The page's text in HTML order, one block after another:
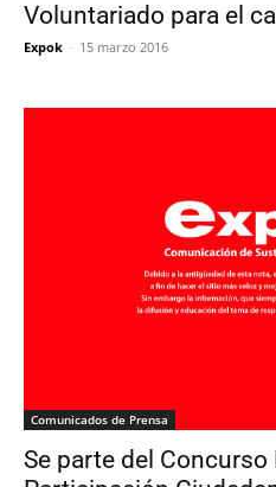
Voluntariado para el
Expok - 15 marzo 2016
Comunicados de Prensa
Se parte del Concurso